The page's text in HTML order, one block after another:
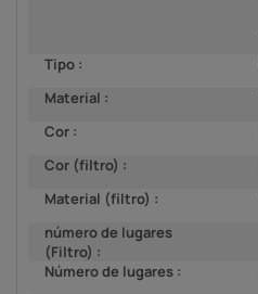
Tipo :
Material :
Cor :
Cor (filtro) :
Material (filtro) :
número de lugares
(Filtro) :
Número de lugares :